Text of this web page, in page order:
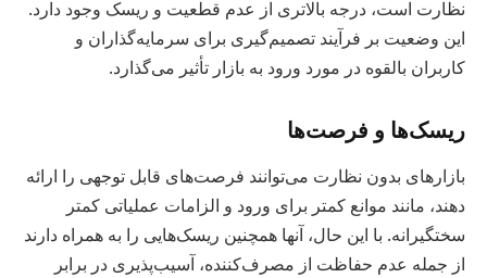
نظارت است، درجه بالاتری از عدم قطعیت و ریسک وجود دارد.
این وضعیت بر فرآیند تصمیم‌گیری برای سرمایه‌گذاران و
کاربران بالقوه در مورد ورود به بازار تأثیر می‌گذارد.
ریسک‌ها و فرصت‌ها
بازارهای بدون نظارت می‌توانند فرصت‌های قابل توجهی را ارائه
دهند، مانند موانع کمتر برای ورود و الزامات عملیاتی کمتر
سختگیرانه. با این حال، آنها همچنین ریسک‌هایی را به همراه دارند
از جمله عدم حفاظت از مصرف‌کننده، آسیب‌پذیری در برابر